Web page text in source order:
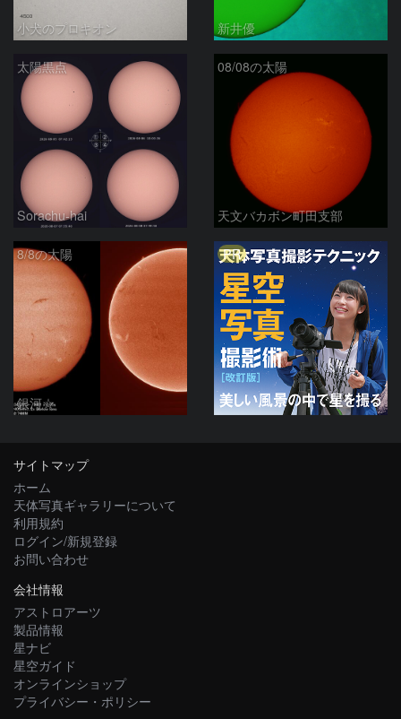
小犬のプロキオン 新井優
太陽黒点
Sorachu-hai
08/08の太陽
天文バカボン町田支部
8/8の太陽
銀河☆
PR
サイトマップ
ホーム
天体写真ギャラリーについて
利用規約
ログイン/新規登録
お問い合わせ
会社情報
アストロアーツ
製品情報
星ナビ
星空ガイド
オンラインショップ
プライバシー・ポリシー